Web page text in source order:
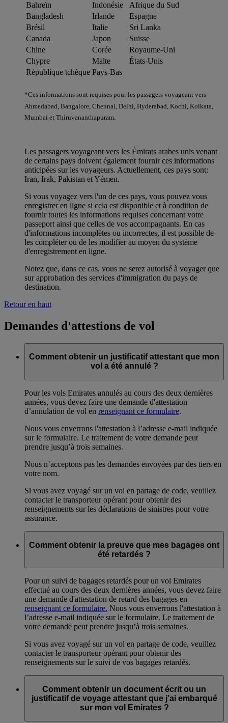
Bahreïn
Indonésie
Afrique du Sud
Bangladesh
Irlande
Espagne
Brésil
Italie
Sri Lanka
Canada
Japon
Suisse
Chine
Corée
Royaume-Uni
Chypre
Malte
États-Unis
République tchèque Pays-Bas
*Ces informations sont requises pour les passagers voyageant vers
Ahmedabad, Bangalore, Chennai, Delhi, Hyderabad, Kochi, Kolkata,
Mumbai et Thiruvananthapuram.
Les passagers voyageant vers les Émirats arabes unis venant
de certains pays doivent également fournir ces informations
anticipées sur les voyageurs. Actuellement, ces pays sont:
Iran, Irak, Pakistan et Yémen.
Si vous voyagez vers l'un de ces pays, vous pouvez vous
enregistrer en ligne si cela est disponible et à condition de
fournir toutes les informations requises concernant votre
passeport ainsi que celles de vos accompagnants. En cas
d'informations incomplètes ou incorrectes, il est possible de
les compléter ou de les modifier au moyen du système
d'enregistrement en ligne.
Notez que, dans ce cas, vous ne serez autorisé à voyager que
sur approbation des services d'immigration du pays de
destination.
Retour en haut
Demandes d'attestions de vol
Comment obtenir un justificatif attestant que mon
vol a été annulé ?
Pour les vols Emirates annulés au cours des deux dernières
années, vous devez faire une demande d'attestation
d’annulation de vol en renseignant ce formulaire.
Nous vous enverrons l'attestation à l’adresse e-mail indiquée
sur le formulaire. Le traitement de votre demande peut
prendre jusqu’à trois semaines.
Nous n’acceptons pas les demandes envoyées par des tiers en
votre nom.
Si vous avez voyagé sur un vol en partage de code, veuillez
contacter le transporteur opérant pour obtenir des
renseignements sur les déclarations de sinistres pour votre
assurance.
Comment obtenir la preuve que mes bagages ont
été retardés ?
Pour un suivi de bagages retardés pour un vol Emirates
effectué au cours des deux dernières années, vous devez faire
une demande d'attestation de retard des bagages en
renseignant ce formulaire. Nous vous enverrons l'attestation à
l’adresse e-mail indiquée sur le formulaire. Le traitement de
votre demande peut prendre jusqu’à trois semaines.
Si vous avez voyagé sur un vol en partage de code, veuillez
contacter le transporteur opérant pour obtenir des
renseignements sur le suivi de vos bagages retardés.
Comment obtenir un document écrit ou un
justificatif de voyage attestant que j’ai embarqué
sur mon vol Emirates ?